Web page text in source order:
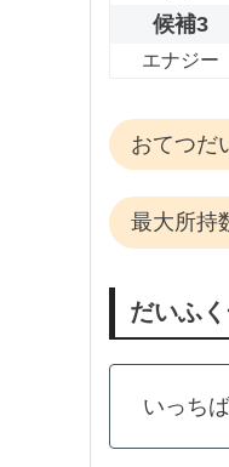
候補3
エナジー
おてつだ
最大所持
だいふ
いっち